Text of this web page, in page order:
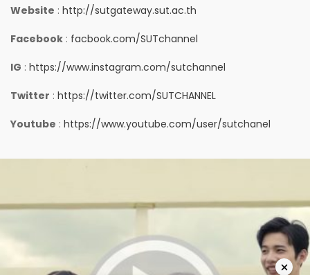
Website : http://sutgateway.sut.ac.th
Facebook : facbook.com/SUTchannel
IG : https://www.instagram.com/sutchannel
Twitter : https://twitter.com/SUTCHANNEL
Youtube : https://www.youtube.com/user/sutchanel